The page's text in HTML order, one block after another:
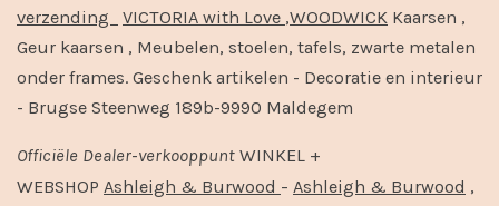
verzending
VICTORIA with Love ,WOODWICK Kaarsen ,
Geur kaarsen , Meubelen, stoelen, tafels, zwarte metalen
onder frames. Geschenk artikelen - Decoratie en interieur
- Brugse Steenweg 189b-9990 Maldegem
Officiële Dealer-verkooppunt WINKEL +
WEBSHOP Ashleigh & Burwood - Ashleigh & Burwood ,